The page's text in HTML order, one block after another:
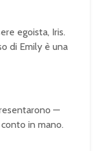
egoista, Iris.
di Emily è una
—
in mano.